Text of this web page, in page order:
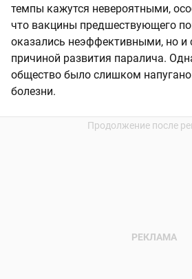
темпы кажутся невероятными,
что вакцины предшествующего
оказались неэффективными, но и
причиной развития паралича.
общество было слишком
болезни.